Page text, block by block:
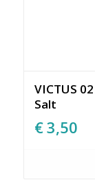
VICTUS
Salt
€3,50